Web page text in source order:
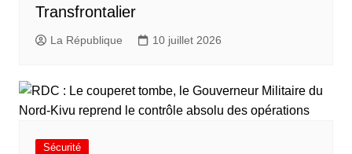
Transfrontalier
La République 10 juillet 2026
Sécurité